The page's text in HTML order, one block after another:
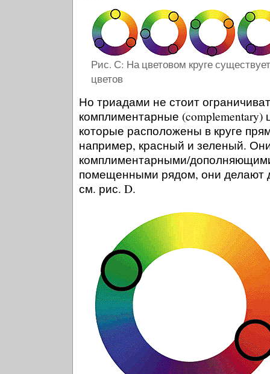
Рис. С: На цветовом круге
цветов
Но триадами не стоит
комплиментарные (complementary)
которые расположены в круге
например, красный и зеленый.
комплиментарными/
помещенными рядом, они делают
см. рис. D.